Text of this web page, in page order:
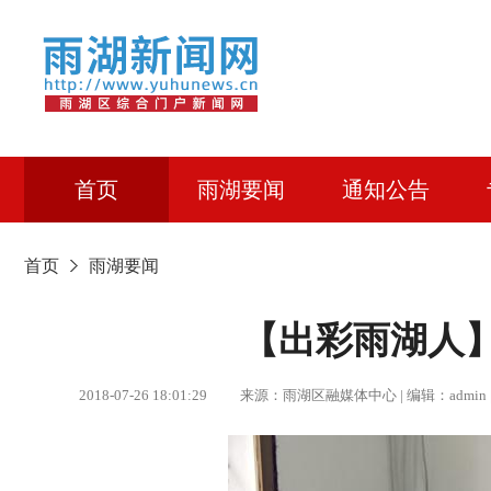
首页 雨湖要闻 通知公告
首页 雨湖要闻
【出彩雨湖人
2018-07-26 18:01:29 来源：雨湖区融媒体中心 | 编辑：